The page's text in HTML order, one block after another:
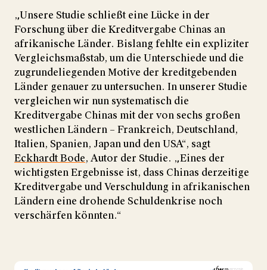
„Unsere Studie schließt eine Lücke in der
Forschung über die Kreditvergabe Chinas an
afrikanische Länder. Bislang fehlte ein expliziter
Vergleichsmaßstab, um die Unterschiede und die
zugrundeliegenden Motive der kreditgebenden
Länder genauer zu untersuchen. In unserer Studie
vergleichen wir nun systematisch die
Kreditvergabe Chinas mit der von sechs großen
westlichen Ländern – Frankreich, Deutschland,
Italien, Spanien, Japan und den USA“, sagt
Eckhardt Bode, Autor der Studie. „Eines der
wichtigsten Ergebnisse ist, dass Chinas derzeitige
Kreditvergabe und Verschuldung in afrikanischen
Ländern eine drohende Schuldenkrise noch
verschärfen könnten.“